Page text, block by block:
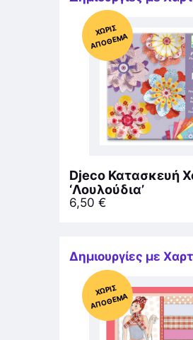
Χ
ΩΡΊΣ
Α
Π
Ό
ΘΕ
ΜΑ
Djeco Κατασκευή
‘Λουλούδια’
6,50 €
Δημιουργίες με
Χ
ΩΡΊΣ
Α
Π
Ό
ΘΕ
ΜΑ